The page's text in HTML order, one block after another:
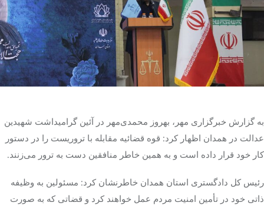
تک کده
پایگاه خبری آبان
خرید موتور ایمپلنت
به گزارش خبرگزاری مهر، بهروز محمدی‌مهر در آئین گرامیداشت شهیدین
عدالت در همدان اظهار کرد: قوه قضائیه مقابله با تروریست را در دستور
کار خود قرار داده است و به همین خاطر منافقین دست به ترور می‌زنند.
رئیس کل دادگستری استان همدان خاطرنشان کرد: مسئولین به وظیفه
ذاتی خود در تأمین امنیت مردم عمل خواهند کرد و قضاتی که به صورت